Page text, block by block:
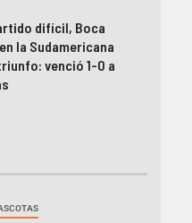
difícil, Boca
la Sudamericana
venció 1-0 a